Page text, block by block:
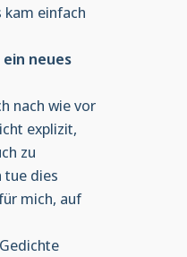
kam einfach
neues
nach wie vor
explizit,
zu
tue dies
mich, auf